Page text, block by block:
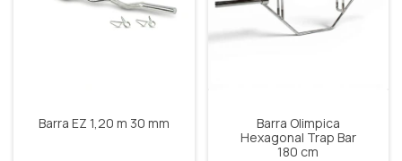
Barra EZ 1,20 m 30 mm
Barra Olimpica
Hexagonal Trap Bar
180 cm